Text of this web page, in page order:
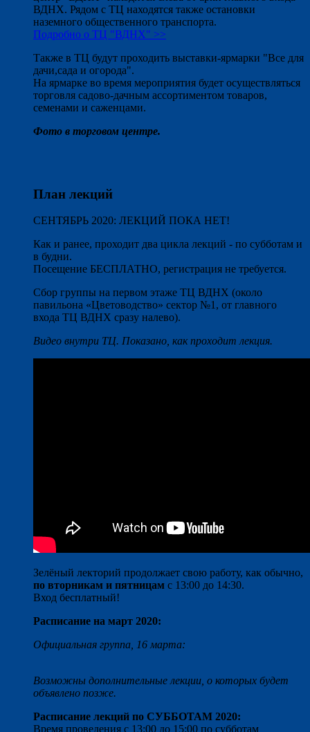
ВДНХ. Рядом с ТЦ находятся также остановки
наземного общественного транспорта.
Подробно о ТЦ "ВДНХ" >>
Также в ТЦ будут проходить выставки-ярмарки "Все для
дачи,сада и огорода".
На ярмарке во время мероприятия будет осуществляться
торговля садово-дачным ассортиментом товаров,
семенами и саженцами.
Фото в торговом центре.
План лекций
СЕНТЯБРЬ 2020: ЛЕКЦИЙ ПОКА НЕТ!
Как и ранее, проходит два цикла лекций - по субботам и
в будни.
Посещение БЕСПЛАТНО, регистрация не требуется.
Сбор группы на первом этаже ТЦ ВДНХ (около
павильона «Цветоводство» сектор №1, от главного
входа ТЦ ВДНХ сразу налево).
Видео внутри ТЦ. Показано, как проходит лекция.
Зелёный лекторий продолжает свою работу, как обычно,
по вторникам и пятницам с 13:00 до 14:30.
Вход бесплатный!
Расписание на март 2020:
Официальная группа, 16 марта:
Возможны дополнительные лекции, о которых будет
объявлено позже.
Расписание лекций по СУББОТАМ 2020:
Время проведения с 13:00 до 15:00 по субботам